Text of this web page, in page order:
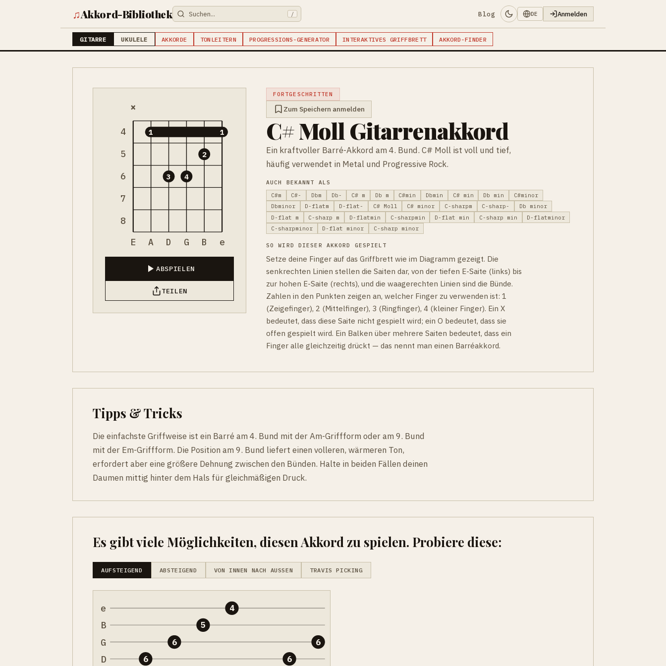
♫Akkord-Bibliothek / Blog DE Anmelden
GITARRE UKULELE AKKORDE TONLEITERN PROGRESSIONS-GENERATOR INTERAKTIVES GRIFFBRETT AKKORD-FINDER
4
5
6
7
8
×
1
3 4
2
1
E A D G B e
ABSPIELEN
TEILEN
FORTGESCHRITTEN
Zum Speichern anmelden
C# Moll Gitarrenakkord
Ein kraftvoller Barré-Akkord am 4. Bund. C# Moll ist voll und tief,
häufig verwendet in Metal und Progressive Rock.
AUCH BEKANNT ALS
C#m
C#- Dbm Db- C# m Db m C#min Dbmin C# min Db min
C#minor
Dbminor
D-flatm D-flat- C# Moll C# minor C-sharpm C-sharp-
Db minor
D-flat m
C-sharp m D-flatmin C-sharpmin D-flat min C-sharp min
D-flatminor
C-sharpminor
D-flat minor C-sharp minor
SO WIRD DIESER AKKORD GESPIELT
Setze deine Finger auf das Griffbrett wie im Diagramm gezeigt. Die
senkrechten Linien stellen die Saiten dar, von der tiefen E-Saite (links) bis
zur hohen E-Saite (rechts), und die waagerechten Linien sind die Bünde.
Zahlen in den Punkten zeigen an, welcher Finger zu verwenden ist: 1
(Zeigefinger), 2 (Mittelfinger), 3 (Ringfinger), 4 (kleiner Finger). Ein X
bedeutet, dass diese Saite nicht gespielt wird; ein O bedeutet, dass sie
offen gespielt wird. Ein Balken über mehrere Saiten bedeutet, dass ein
Finger alle gleichzeitig drückt — das nennt man einen Barréakkord.
Tipps & Tricks
Die einfachste Griffweise ist ein Barré am 4. Bund mit der Am-Griffform oder am 9. Bund
mit der Em-Griffform. Die Position am 9. Bund liefert einen volleren, wärmeren Ton,
erfordert aber eine größere Dehnung zwischen den Bünden. Halte in beiden Fällen deinen
Daumen mittig hinter dem Hals für gleichmäßigen Druck.
Es gibt viele Möglichkeiten, diesen Akkord zu spielen. Probiere diese:
AUFSTEIGEND ABSTEIGEND VON INNEN NACH AUSSEN TRAVIS PICKING
e
B
G
D
6
6
5
4
6
6